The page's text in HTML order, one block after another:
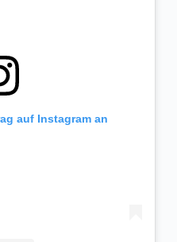
auf Instagram an